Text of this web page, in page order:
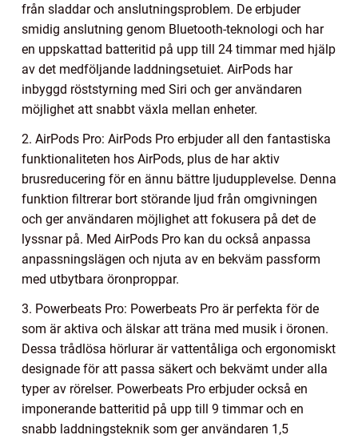
från sladdar och anslutningsproblem. De erbjuder
smidig anslutning genom Bluetooth-teknologi och har
en uppskattad batteritid på upp till 24 timmar med hjälp
av det medföljande laddningsetuiet. AirPods har
inbyggd röststyrning med Siri och ger användaren
möjlighet att snabbt växla mellan enheter.
2. AirPods Pro: AirPods Pro erbjuder all den fantastiska
funktionaliteten hos AirPods, plus de har aktiv
brusreducering för en ännu bättre ljudupplevelse. Denna
funktion filtrerar bort störande ljud från omgivningen
och ger användaren möjlighet att fokusera på det de
lyssnar på. Med AirPods Pro kan du också anpassa
anpassningslägen och njuta av en bekväm passform
med utbytbara öronproppar.
3. Powerbeats Pro: Powerbeats Pro är perfekta för de
som är aktiva och älskar att träna med musik i öronen.
Dessa trådlösa hörlurar är vattentåliga och ergonomiskt
designade för att passa säkert och bekvämt under alla
typer av rörelser. Powerbeats Pro erbjuder också en
imponerande batteritid på upp till 9 timmar och en
snabb laddningsteknik som ger användaren 1,5